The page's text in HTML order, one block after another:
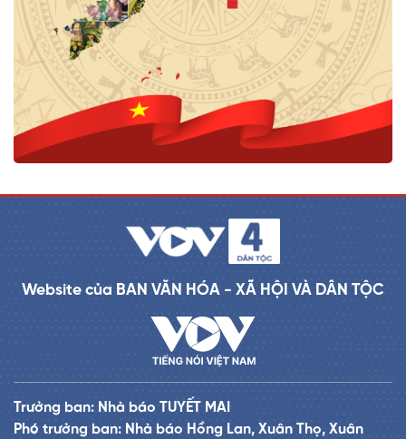
Website của BAN VĂN HÓA - XÃ HỘI VÀ DÂN TỘC
Trưởng ban: Nhà báo TUYẾT MAI
Phó trưởng ban: Nhà báo Hồng Lan, Xuân Thọ, Xuân